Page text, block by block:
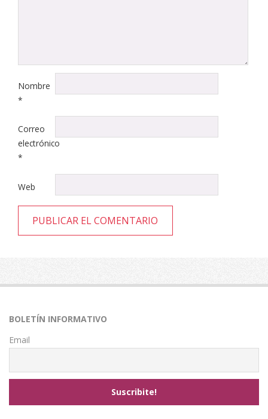
Nombre
*
Correo
electrónico
*
Web
BOLETÍN INFORMATIVO
Email